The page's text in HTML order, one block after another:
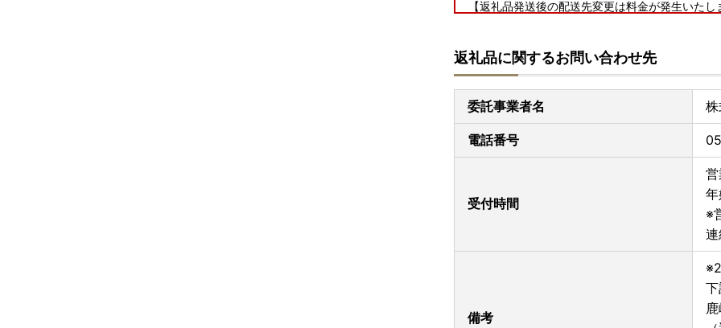
【返礼品発送後の配送先変更は料金が発生いたし
ら、荷物の送り状に記載された住所以外にお届
変更後のお届け先までの運賃（定価・着払い）の
また、運賃のお支払いに関しましては、お届け
ご寄附完了前に、今一度返礼品配送先をご確認い
返礼品に関するお問い合わせ先
委託事業者名
電話番号
受付時間
年
※
連
備考
下